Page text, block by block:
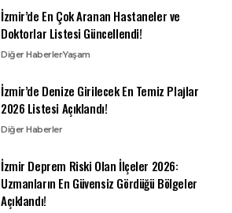
İzmir’de En Çok Aranan Hastaneler ve
Doktorlar Listesi Güncellendi!
Diğer HaberlerYaşam
İzmir’de Denize Girilecek En Temiz Plajlar
2026 Listesi Açıklandı!
Diğer Haberler
İzmir Deprem Riski Olan İlçeler 2026:
Uzmanların En Güvensiz Gördüğü Bölgeler
Açıklandı!